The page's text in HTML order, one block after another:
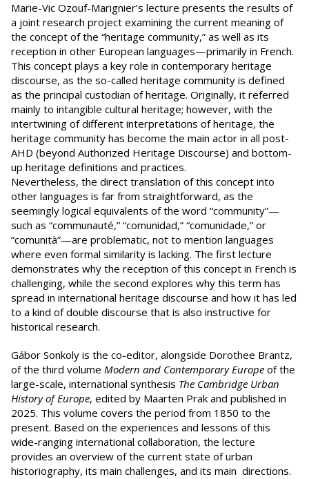
Marie-Vic Ozouf-Marignier’s lecture presents the results of
a joint research project examining the current meaning of
the concept of the “heritage community,” as well as its
reception in other European languages—primarily in French.
This concept plays a key role in contemporary heritage
discourse, as the so-called heritage community is defined
as the principal custodian of heritage. Originally, it referred
mainly to intangible cultural heritage; however, with the
intertwining of different interpretations of heritage, the
heritage community has become the main actor in all post-
AHD (beyond Authorized Heritage Discourse) and bottom-
up heritage definitions and practices.
Nevertheless, the direct translation of this concept into
other languages is far from straightforward, as the
seemingly logical equivalents of the word “community”—
such as “communauté,” “comunidad,” “comunidade,” or
“comunità”—are problematic, not to mention languages
where even formal similarity is lacking. The first lecture
demonstrates why the reception of this concept in French is
challenging, while the second explores why this term has
spread in international heritage discourse and how it has led
to a kind of double discourse that is also instructive for
historical research.
Gábor Sonkoly is the co-editor, alongside Dorothee Brantz,
of the third volume Modern and Contemporary Europe of the
large-scale, international synthesis The Cambridge Urban
History of Europe, edited by Maarten Prak and published in
2025. This volume covers the period from 1850 to the
present. Based on the experiences and lessons of this
wide-ranging international collaboration, the lecture
provides an overview of the current state of urban
historiography, its main challenges, and its main directions.